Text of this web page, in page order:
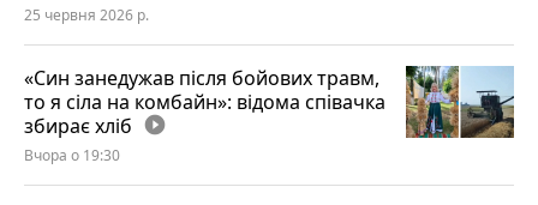
25 червня 2026 р.
«Син занедужав після бойових травм,
то я сіла на комбайн»: відома співачка
збирає хліб play_circle_filled
Вчора о 19:30